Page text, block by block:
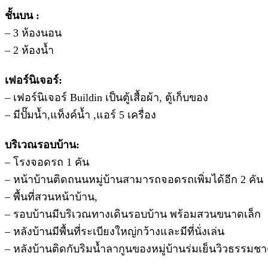
ชั้นบน :
– 3 ห้องนอน
– 2 ห้องน้ำ
เฟอร์นิเจอร์:
– เฟอร์นิเจอร์ Buildin เป็นตู้เสื้อผ้า, ตู้เก็บของ
– มีปั๊มน้ำ,แท็งค์น้ำ ,แอร์ 5 เครื่อง
บริเวณรอบบ้าน:
– โรงจอดรถ 1 คัน
– หน้าบ้านติดถนนหมู่บ้านสามารถจอดรถเพิ่มได้อีก 2 คัน
– พื้นที่สวนหน้าบ้าน,
– รอบบ้านมีบริเวณทางเดินรอบบ้าน พร้อมสวนขนาดเล็ก
– หลังบ้านมีพื้นที่ระเบียงใหญ่กว้างและมีที่นั่งเล่น
– หลังบ้านติดกับริมน้ำลากูนของหมู่บ้านร่มเย็นวิวธรรมช